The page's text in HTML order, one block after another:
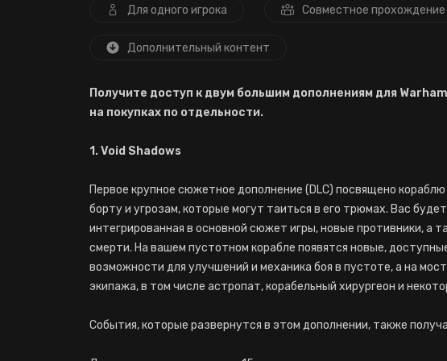
Для одного игрока Совместное прохождение
Дополнительный контент
Получите доступ к двум большим дополнениям для
на покупках по отдельности.
1. Void Shadows
Первое крупное сюжетное дополнение (DLC) посвящено
борту и угрозам, которые могут таиться в его трюмах. Вас
интегрированная в основной сюжет игры, новые противники, а
смерти. На вашем пустотном корабле появятся новые,
возможности для улучшений и механика боя в пустоте, а на
экипажа, в том числе астропат, корабельный хирургеон и
События, которые развернутся в этом дополнении, также